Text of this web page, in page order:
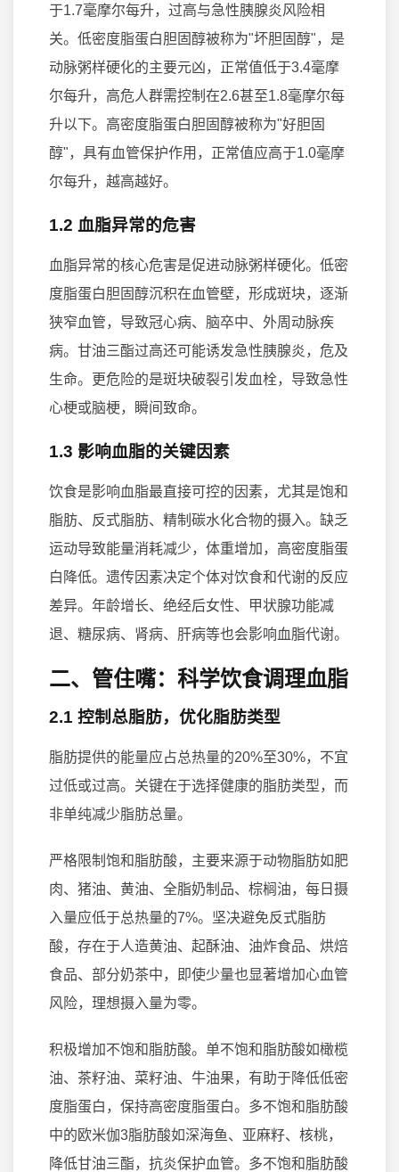
于1.7毫摩尔每升，过高与急性胰腺炎风险相
关。低密度脂蛋白胆固醇被称为"坏胆固醇"，是
动脉粥样硬化的主要元凶，正常值低于3.4毫摩
尔每升，高危人群需控制在2.6甚至1.8毫摩尔每
升以下。高密度脂蛋白胆固醇被称为"好胆固
醇"，具有血管保护作用，正常值应高于1.0毫摩
尔每升，越高越好。
1.2 血脂异常的危害
血脂异常的核心危害是促进动脉粥样硬化。低密
度脂蛋白胆固醇沉积在血管壁，形成斑块，逐渐
狭窄血管，导致冠心病、脑卒中、外周动脉疾
病。甘油三酯过高还可能诱发急性胰腺炎，危及
生命。更危险的是斑块破裂引发血栓，导致急性
心梗或脑梗，瞬间致命。
1.3 影响血脂的关键因素
饮食是影响血脂最直接可控的因素，尤其是饱和
脂肪、反式脂肪、精制碳水化合物的摄入。缺乏
运动导致能量消耗减少，体重增加，高密度脂蛋
白降低。遗传因素决定个体对饮食和代谢的反应
差异。年龄增长、绝经后女性、甲状腺功能减
退、糖尿病、肾病、肝病等也会影响血脂代谢。
二、管住嘴：科学饮食调理血脂
2.1 控制总脂肪，优化脂肪类型
脂肪提供的能量应占总热量的20%至30%，不宜
过低或过高。关键在于选择健康的脂肪类型，而
非单纯减少脂肪总量。
严格限制饱和脂肪酸，主要来源于动物脂肪如肥
肉、猪油、黄油、全脂奶制品、棕榈油，每日摄
入量应低于总热量的7%。坚决避免反式脂肪
酸，存在于人造黄油、起酥油、油炸食品、烘焙
食品、部分奶茶中，即使少量也显著增加心血管
风险，理想摄入量为零。
积极增加不饱和脂肪酸。单不饱和脂肪酸如橄榄
油、茶籽油、菜籽油、牛油果，有助于降低低密
度脂蛋白，保持高密度脂蛋白。多不饱和脂肪酸
中的欧米伽3脂肪酸如深海鱼、亚麻籽、核桃，
降低甘油三酯，抗炎保护血管。多不饱和脂肪酸